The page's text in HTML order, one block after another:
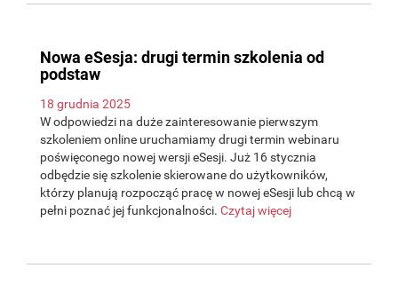
Nowa eSesja: drugi termin szkolenia od
podstaw
18 grudnia 2025
W odpowiedzi na duże zainteresowanie pierwszym
szkoleniem online uruchamiamy drugi termin webinaru
poświęconego nowej wersji eSesji. Już 16 stycznia
odbędzie się szkolenie skierowane do użytkowników,
którzy planują rozpocząć pracę w nowej eSesji lub chcą w
pełni poznać jej funkcjonalności. Czytaj więcej